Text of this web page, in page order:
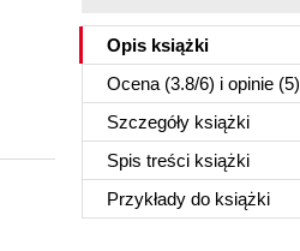
Opis książki
Ocena (3.8/6) i opinie (5)
Szczegóły książki
Spis treści książki
Przykłady do książki